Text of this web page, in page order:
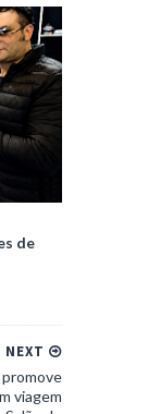
de
NEXT
viagem